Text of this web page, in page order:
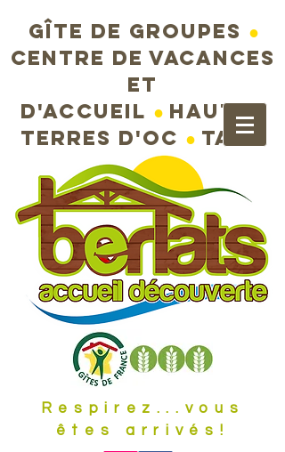
Gîte de groupes ●
Centre de vacances
et
d'accueil ● Hautes
terres d'Oc ●Tarn
Respirez...vous
êtes arrivés!